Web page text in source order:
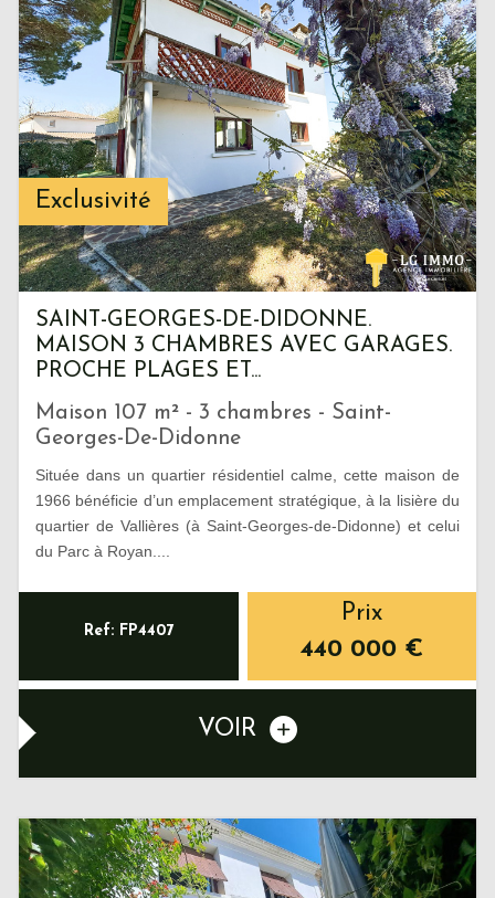
Exclusivité
SAINT-GEORGES-DE-DIDONNE.
MAISON 3 CHAMBRES AVEC GARAGES.
PROCHE PLAGES ET...
Maison 107 m² - 3 chambres - Saint-
Georges-De-Didonne
Située dans un quartier résidentiel calme, cette maison de
1966 bénéficie d’un emplacement stratégique, à la lisière du
quartier de Vallières (à Saint-Georges-de-Didonne) et celui
du Parc à Royan....
Ref: FP4407
Prix
440 000 €
VOIR